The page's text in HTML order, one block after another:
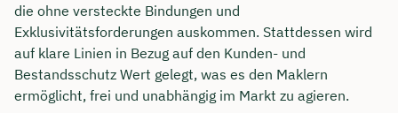
die ohne versteckte Bindungen und
Exklusivitätsforderungen auskommen. Stattdessen wird
auf klare Linien in Bezug auf den Kunden- und
Bestandsschutz Wert gelegt, was es den Maklern
ermöglicht, frei und unabhängig im Markt zu agieren.